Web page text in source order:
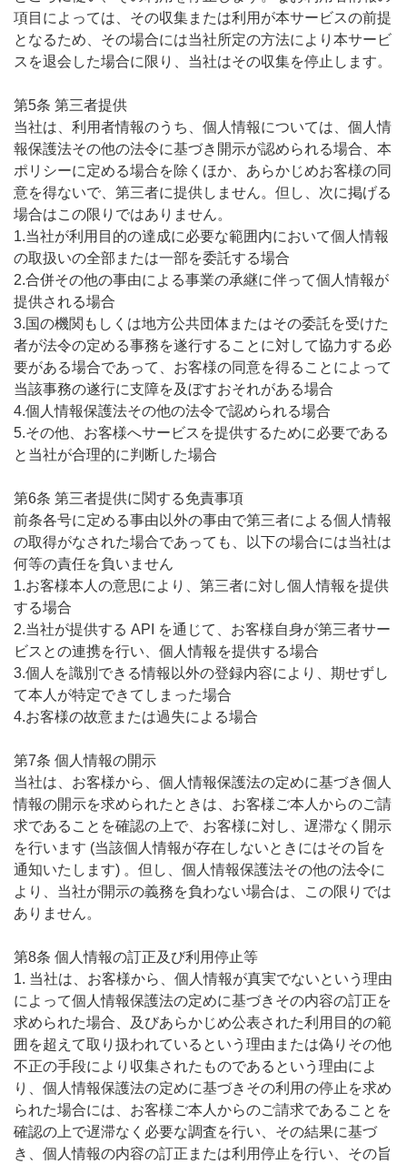
項目によっては、その収集または利用が本サービスの前提
となるため、その場合には当社所定の方法により本サービ
スを退会した場合に限り、当社はその収集を停止します。
第5条 第三者提供
当社は、利用者情報のうち、個人情報については、個人情
報保護法その他の法令に基づき開示が認められる場合、本
ポリシーに定める場合を除くほか、あらかじめお客様の同
意を得ないで、第三者に提供しません。但し、次に掲げる
場合はこの限りではありません。
1.当社が利用目的の達成に必要な範囲内において個人情報
の取扱いの全部または一部を委託する場合
2.合併その他の事由による事業の承継に伴って個人情報が
提供される場合
3.国の機関もしくは地方公共団体またはその委託を受けた
者が法令の定める事務を遂行することに対して協力する必
要がある場合であって、お客様の同意を得ることによって
当該事務の遂行に支障を及ぼすおそれがある場合
4.個人情報保護法その他の法令で認められる場合
5.その他、お客様へサービスを提供するために必要である
と当社が合理的に判断した場合
第6条 第三者提供に関する免責事項
前条各号に定める事由以外の事由で第三者による個人情報
の取得がなされた場合であっても、以下の場合には当社は
何等の責任を負いません
1.お客様本人の意思により、第三者に対し個人情報を提供
する場合
2.当社が提供する API を通じて、お客様自身が第三者サー
ビスとの連携を行い、個人情報を提供する場合
3.個人を識別できる情報以外の登録内容により、期せずし
て本人が特定できてしまった場合
4.お客様の故意または過失による場合
第7条 個人情報の開示
当社は、お客様から、個人情報保護法の定めに基づき個人
情報の開示を求められたときは、お客様ご本人からのご請
求であることを確認の上で、お客様に対し、遅滞なく開示
を行います (当該個人情報が存在しないときにはその旨を
通知いたします) 。但し、個人情報保護法その他の法令に
より、当社が開示の義務を負わない場合は、この限りでは
ありません。
第8条 個人情報の訂正及び利用停止等
1. 当社は、お客様から、個人情報が真実でないという理由
によって個人情報保護法の定めに基づきその内容の訂正を
求められた場合、及びあらかじめ公表された利用目的の範
囲を超えて取り扱われているという理由または偽りその他
不正の手段により収集されたものであるという理由によ
り、個人情報保護法の定めに基づきその利用の停止を求め
られた場合には、お客様ご本人からのご請求であることを
確認の上で遅滞なく必要な調査を行い、その結果に基づ
き、個人情報の内容の訂正または利用停止を行い、その旨